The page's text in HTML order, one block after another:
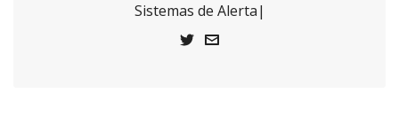
Sistemas de Alerta|